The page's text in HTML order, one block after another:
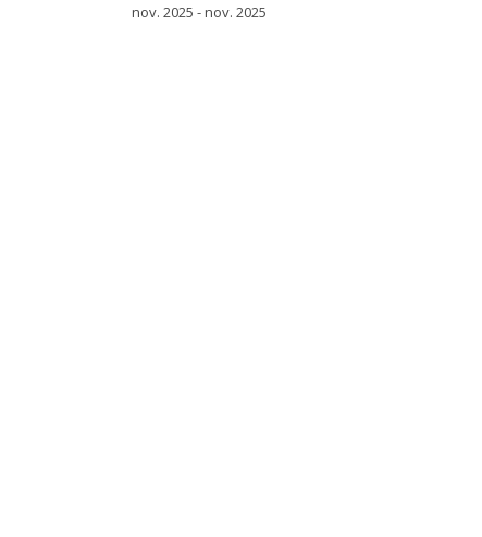
nov. 2025 - nov. 2025